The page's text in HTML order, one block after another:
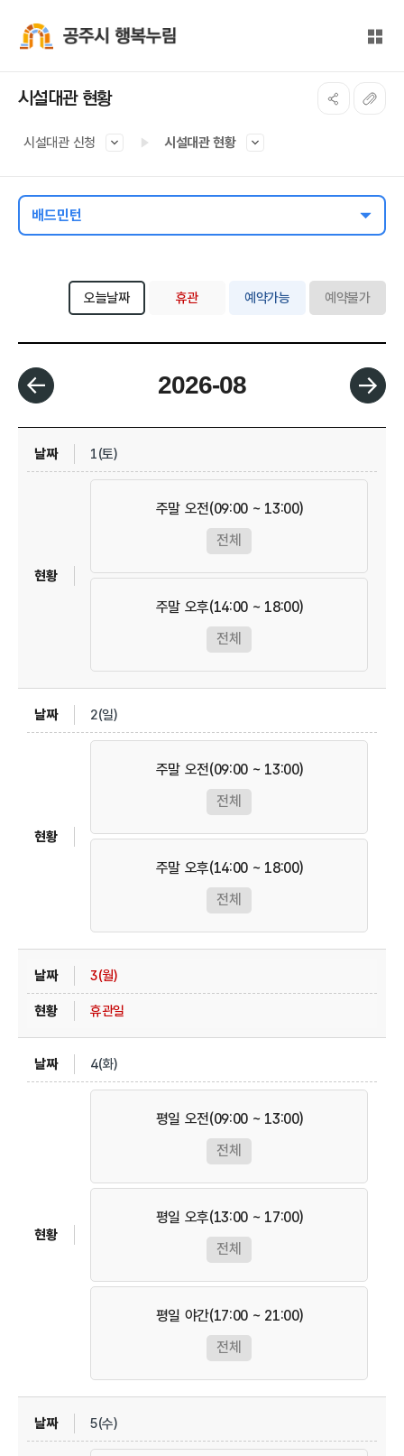
전체
시설대관 현황
시설대관 신청 시설대관 현황
배드민턴
오늘날짜 휴관 예약가능 예약불가
월 선택
1(토)
주말 오전(09:00 ~ 13:00)
전체
주말 오후(14:00 ~ 18:00)
전체
2(일)
주말 오전(09:00 ~ 13:00)
전체
주말 오후(14:00 ~ 18:00)
전체
3(월)
휴관일
4(화)
평일 오전(09:00 ~ 13:00)
전체
평일 오후(13:00 ~ 17:00)
전체
평일 야간(17:00 ~ 21:00)
전체
5(수)